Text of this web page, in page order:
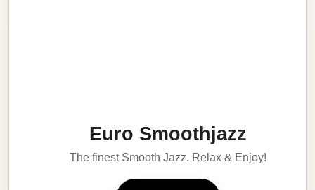
Euro Smoothjazz
The finest Smooth Jazz. Relax & Enjoy!